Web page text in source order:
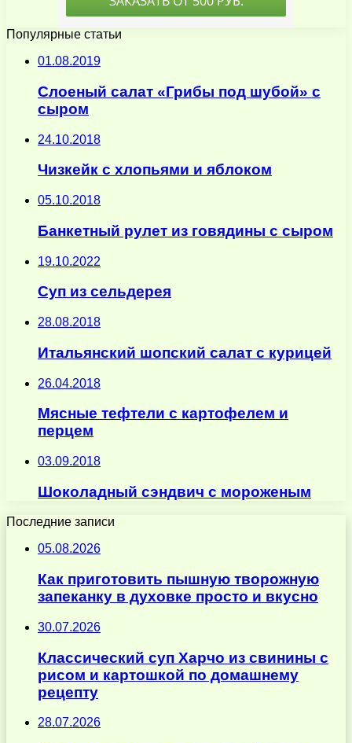
Популярные статьи
01.08.2019
Слоеный салат «Грибы под шубой» с
сыром
24.10.2018
Чизкейк с хлопьями и яблоком
05.10.2018
Банкетный рулет из говядины с сыром
19.10.2022
Суп из сельдерея
28.08.2018
Итальянский шопский салат с курицей
26.04.2018
Мясные тефтели с картофелем и
перцем
03.09.2018
Шоколадный сэндвич с мороженым
Последние записи
05.08.2026
Как приготовить пышную творожную
запеканку в духовке просто и вкусно
30.07.2026
Классический суп Харчо из свинины с
рисом и картошкой по домашнему
рецепту
28.07.2026